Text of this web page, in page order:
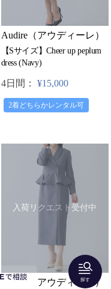
Audire（アウディーレ）
【Sサイズ】Cheer up peplum
dress (Navy)
4日間： ¥15,000
2着どちらかレンタル可
入荷リクエスト受付中
Audire（アウディーレ）
探す